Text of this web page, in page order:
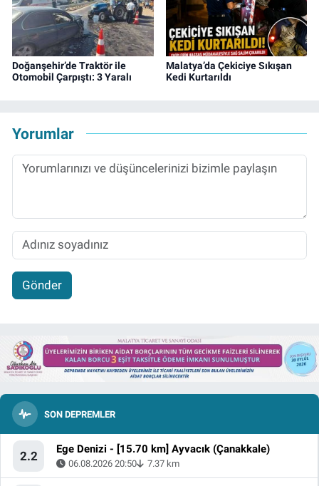
Doğanşehir’de Traktör ile
Otomobil Çarpıştı: 3 Yaralı
Malatya’da Çekiciye Sıkışan
Kedi Kurtarıldı
Yorumlar
Gönder
SON DEPREMLER
2.2 Ege Denizi - [15.70 km] Ayvacık (Çanakkale)
06.08.2026 20:50 7.37 km